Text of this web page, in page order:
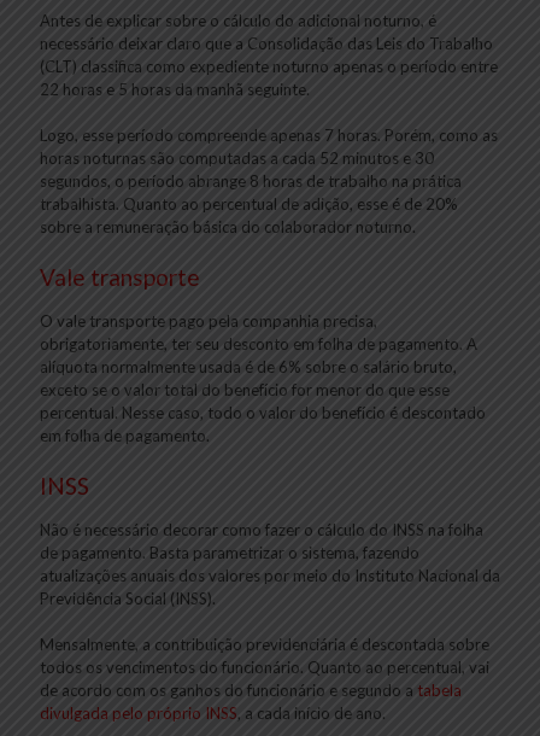
Antes de explicar sobre o cálculo do adicional noturno, é
necessário deixar claro que a Consolidação das Leis do Trabalho
(CLT) classifica como expediente noturno apenas o período entre
22 horas e 5 horas da manhã seguinte.
Logo, esse período compreende apenas 7 horas. Porém, como as
horas noturnas são computadas a cada 52 minutos e 30
segundos, o período abrange 8 horas de trabalho na prática
trabalhista. Quanto ao percentual de adição, esse é de 20%
sobre a remuneração básica do colaborador noturno.
Vale transporte
O vale transporte pago pela companhia precisa,
obrigatoriamente, ter seu desconto em folha de pagamento. A
alíquota normalmente usada é de 6% sobre o salário bruto,
exceto se o valor total do benefício for menor do que esse
percentual. Nesse caso, todo o valor do benefício é descontado
em folha de pagamento.
INSS
Não é necessário decorar como fazer o cálculo do INSS na folha
de pagamento. Basta parametrizar o sistema, fazendo
atualizações anuais dos valores por meio do Instituto Nacional da
Previdência Social (INSS).
Mensalmente, a contribuição previdenciária é descontada sobre
todos os vencimentos do funcionário. Quanto ao percentual, vai
de acordo com os ganhos do funcionário e segundo a tabela
divulgada pelo próprio INSS, a cada início de ano.